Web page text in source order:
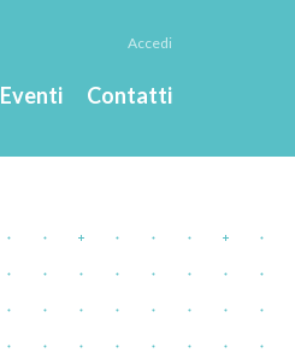
Accedi
Eventi Contatti